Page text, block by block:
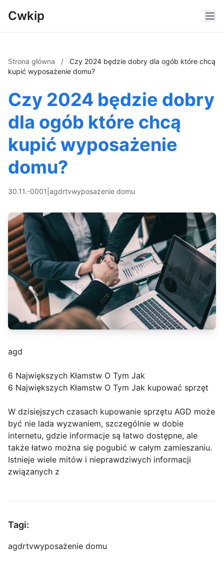
Cwkip
Strona główna /
Czy 2024 będzie dobry dla ogób które chcą
kupić wyposażenie domu?
Czy 2024 będzie dobry
dla ogób które chcą
kupić wyposażenie
domu?
30.11.-0001 agdrtvwyposażenie domu
agd
6 Największych Kłamstw O Tym Jak
6 Największych Kłamstw O Tym Jak kupować sprzęt
W dzisiejszych czasach kupowanie sprzętu AGD może
być nie lada wyzwaniem, szczególnie w dobie
internetu, gdzie informacje są łatwo dostępne, ale
także łatwo można się pogubić w całym zamieszaniu.
Istnieje wiele mitów i nieprawdziwych informacji
związanych z
Tagi:
agdrtvwyposażenie domu